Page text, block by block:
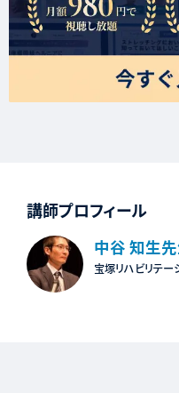
講師プロフィール
中谷 知生
宝塚リハビリテ